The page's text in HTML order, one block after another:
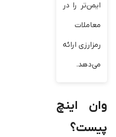
ایمن‌تر را در
معاملات
رمزارزی ارائه
می‌دهد.
وان اینچ
پیست؟